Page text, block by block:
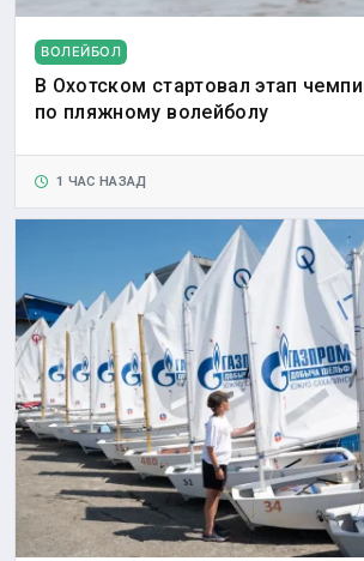
ВОЛЕЙБОЛ
В Охотском стартовал этап
по пляжному волейболу
1 ЧАС НАЗАД